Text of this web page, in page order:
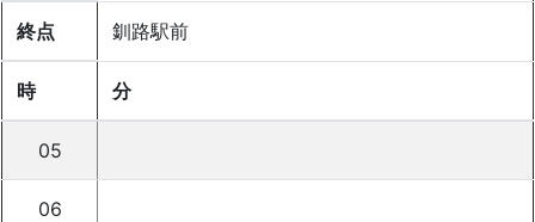
終点 釧路駅前
時 分
05
06